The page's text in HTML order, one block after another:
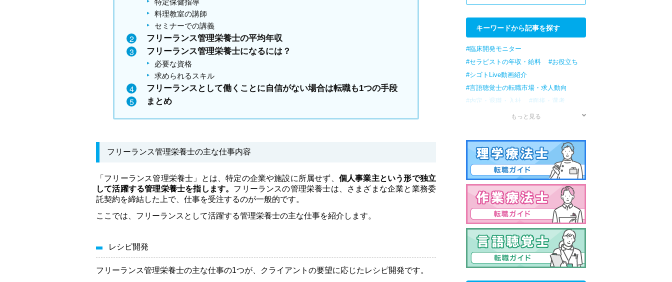
特定保健指導
料理教室の講師
セミナーでの講義
フリーランス管理栄養士の平均年収
フリーランス管理栄養士になるには？
必要な資格
求められるスキル
フリーランスとして働くことに自信がない場合は転職も1つの手段
まとめ
フリーランス管理栄養士の主な仕事内容
「フリーランス管理栄養士」とは、特定の企業や施設に所属せず、 個人事業主という形で独立
して活躍する管理栄養士を指します。 フリーランスの管理栄養士は、さまざまな企業と業務委
託契約を締結した上で、仕事を受注するのが一般的です。
ここでは、フリーランスとして活躍する管理栄養士の主な仕事を紹介します。
レシピ開発
フリーランス管理栄養士の主な仕事の1つが、クライアントの要望に応じたレシピ開発です。
キーワードから記事を探す
#臨床開発モニター
#セラピストの年収・給料
#お役立ち
#シゴトLive動画紹介
#言語聴覚士の転職市場・求人動向
#内定・退職・入社
#面接・選考
#書類準備
#転職検討/準備
#作業療法士の転職市場・求人動向
#理学療法士の転職市場・求人動向
#セラピストの転職市場・求人動向
#男性
#資格 #年収・給料
#病院
#アプリケーションスペシャリスト
#治験コーディネーター
#訪問リハビリ
#資格試験
#保育園
#クリニック
#転職ノウハウ
#女性の転職
#国家試験 #薬局
もっと見る